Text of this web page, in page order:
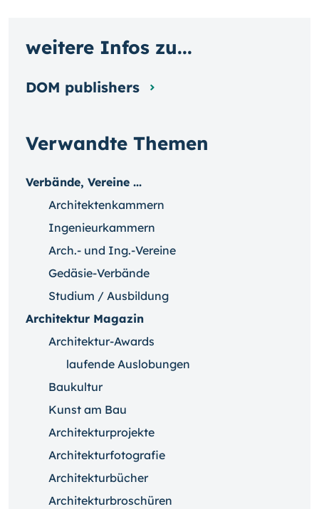
Verwandte Themen
Verbände, Vereine ...
Architektenkammern
Ingenieurkammern
Arch.- und Ing.-Vereine
Gedäsie-Verbände
Studium / Ausbildung
Architektur Magazin
Architektur-Awards
laufende Auslobungen
Baukultur
Kunst am Bau
Architekturprojekte
Architekturfotografie
Architekturbücher
Architekturbroschüren
weitere Infos zu...
DOM publishers